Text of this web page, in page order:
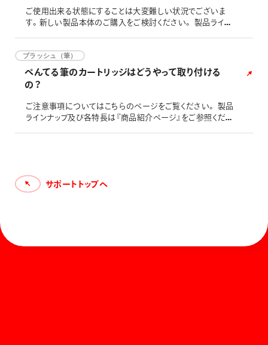
ご使用出来る状態にすることは大変難しい状況でございま
す。新しい製品本体のご購入をご検討ください。 製品ライン
ブラッシュ（筆）
ぺんてる筆のカートリッジはどうやって取り付ける
の？
ご注意事項についてはこちらのページをご覧ください。 製品
ラインナップ及び各特長は『商品紹介ページ』をご参照くださ
サポートトップへ